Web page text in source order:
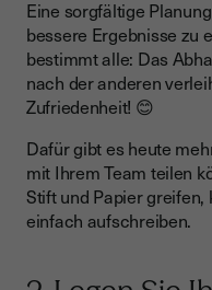
Eine sorgfältige
bessere Ergebnisse zu
bestimmt alle: Das
nach der anderen
Zufriedenheit! 😊
Dafür gibt es heute
mit Ihrem Team teilen
Stift und Papier greifen,
einfach aufschreiben.